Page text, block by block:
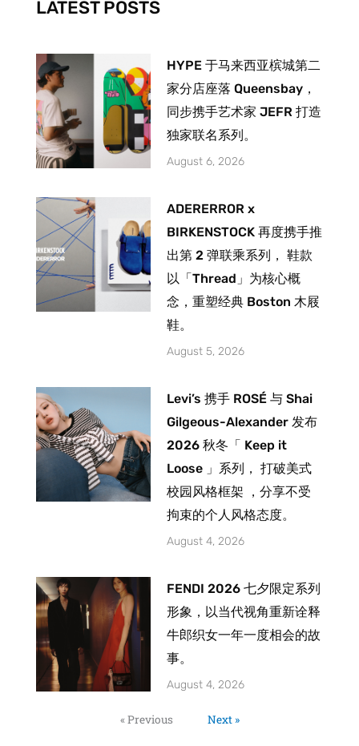
f
LATEST POSTS
HYPE 于马来西亚槟城第二
家分店座落 Queensbay，
同步携手艺术家 JEFR 打造
独家联名系列。
August 6, 2026
ADERERROR x
BIRKENSTOCK 再度携手推
出第 2 弹联乘系列， 鞋款
以「Thread」为核心概
念，重塑经典 Boston 木屐
鞋。
August 5, 2026
Levi’s 携手 ROSÉ 与 Shai
Gilgeous-Alexander 发布
2026 秋冬「 Keep it
Loose 」系列， 打破美式
校园风格框架 ，分享不受
拘束的个人风格态度。
August 4, 2026
FENDI 2026 七夕限定系列
形象，以当代视角重新诠释
牛郎织女一年一度相会的故
事。
August 4, 2026
« Previous Next »